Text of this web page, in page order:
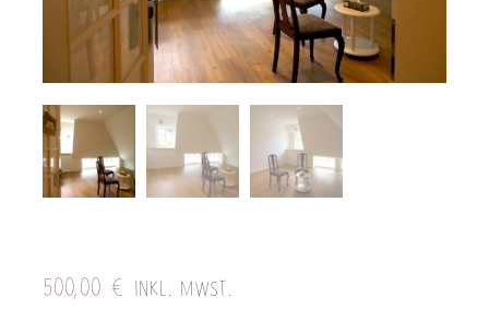
500,00 € INKL. MWST.